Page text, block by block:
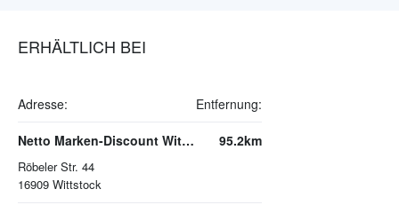
ERHÄLTLICH BEI
Adresse: Entfernung:
Netto Marken-Discount Wittstock
Röbeler Str. 44
16909 Wittstock
95.2km